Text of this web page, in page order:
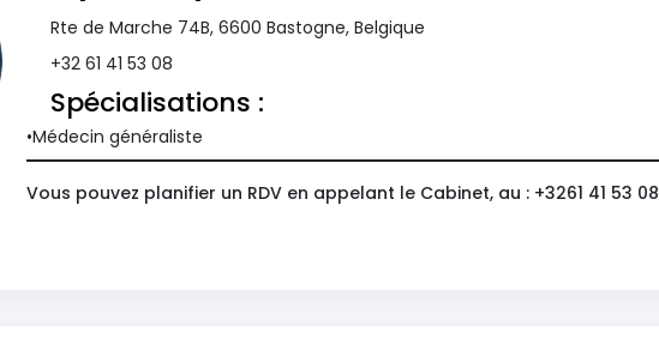
Rte de Marche 74B, 6600 Bastogne, Belgique
+32 61 41 53 08
Spécialisations :
Médecin généraliste
Vous pouvez planifier un RDV en appelant le Cabinet, au : +3261 41 53 08